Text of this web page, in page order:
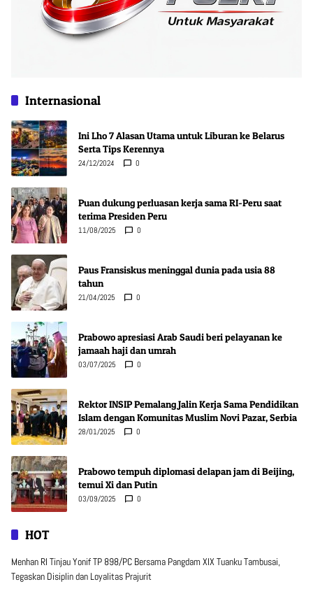
Internasional
Ini Lho 7 Alasan Utama untuk Liburan ke Belarus
Serta Tips Kerennya
24/12/2024 0
Puan dukung perluasan kerja sama RI-Peru saat
terima Presiden Peru
11/08/2025 0
Paus Fransiskus meninggal dunia pada usia 88
tahun
21/04/2025 0
Prabowo apresiasi Arab Saudi beri pelayanan ke
jamaah haji dan umrah
03/07/2025 0
Rektor INSIP Pemalang Jalin Kerja Sama Pendidikan
Islam dengan Komunitas Muslim Novi Pazar, Serbia
28/01/2025 0
Prabowo tempuh diplomasi delapan jam di Beijing,
temui Xi dan Putin
03/09/2025 0
HOT
Menhan RI Tinjau Yonif TP 898/PC Bersama Pangdam XIX Tuanku Tambusai,
Tegaskan Disiplin dan Loyalitas Prajurit